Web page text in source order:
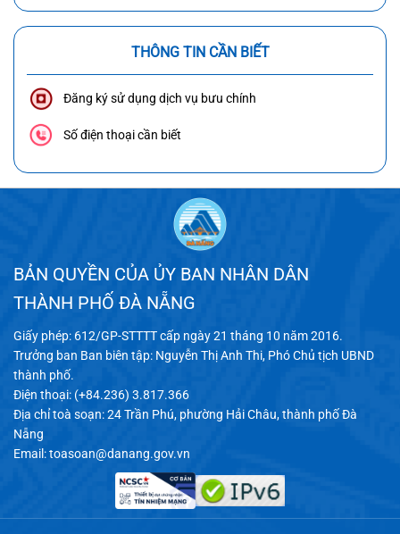
THÔNG TIN CẦN BIẾT
Đăng ký sử dụng dịch vụ bưu chính
Số điện thoại cần biết
BẢN QUYỀN CỦA ỦY BAN NHÂN DÂN
THÀNH PHỐ ĐÀ NẴNG
Giấy phép: 612/GP-STTTT cấp ngày 21 tháng 10 năm 2016.
Trưởng ban Ban biên tập: Nguyễn Thị Anh Thi, Phó Chủ tịch UBND
thành phố.
Điện thoại: (+84.236) 3.817.366
Địa chỉ toà soạn: 24 Trần Phú, phường Hải Châu, thành phố Đà
Nẵng
Email:toasoan@danang.gov.vn